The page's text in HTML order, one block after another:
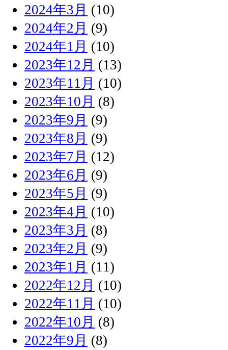
2024年3月 (10)
2024年2月 (9)
2024年1月 (10)
2023年12月 (13)
2023年11月 (10)
2023年10月 (8)
2023年9月 (9)
2023年8月 (9)
2023年7月 (12)
2023年6月 (9)
2023年5月 (9)
2023年4月 (10)
2023年3月 (8)
2023年2月 (9)
2023年1月 (11)
2022年12月 (10)
2022年11月 (10)
2022年10月 (8)
2022年9月 (8)